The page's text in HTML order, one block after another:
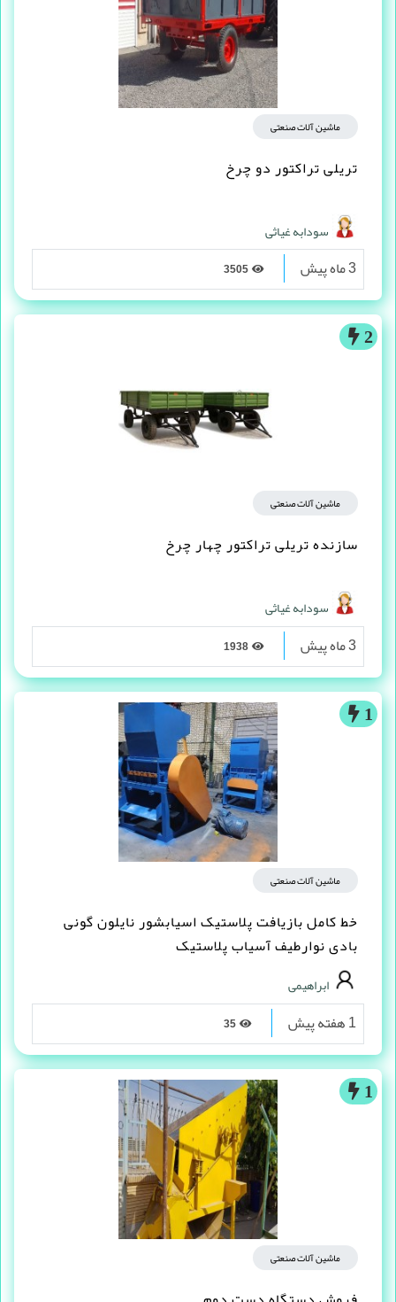
ماشین آلات صنعتی
تریلی تراکتور دو چرخ
سودابه غیاثی
3 ماه پیش
2
ماشین آلات صنعتی
سازنده تریلی تراکتور چهار چرخ
سودابه غیاثی
3 ماه پیش
1
ماشین آلات صنعتی
خط کامل بازیافت پلاستیک اسیابشور نایلون گونی
بادی نوارطیف آسیاب پلاستیک
ابراهیمی
1 هفته پیش
1
ماشین آلات صنعتی